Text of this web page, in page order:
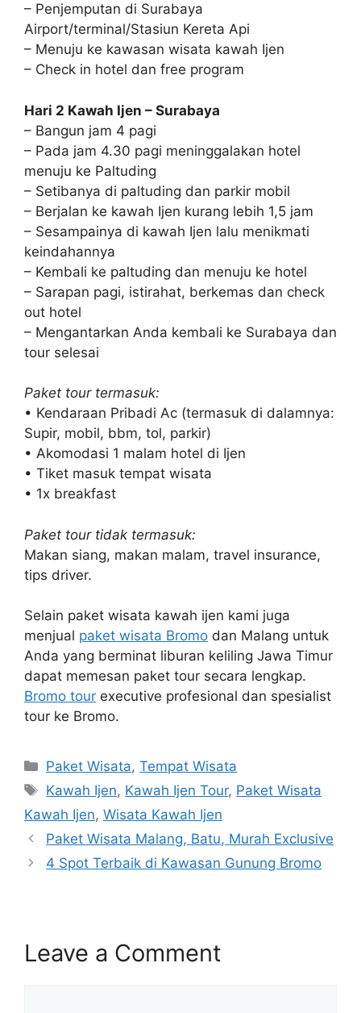
– Penjemputan di Surabaya
Airport/terminal/Stasiun Kereta Api
– Menuju ke kawasan wisata kawah Ijen
– Check in hotel dan free program
Hari 2 Kawah Ijen – Surabaya
– Bangun jam 4 pagi
– Pada jam 4.30 pagi meninggalakan hotel
menuju ke Paltuding
– Setibanya di paltuding dan parkir mobil
– Berjalan ke kawah Ijen kurang lebih 1,5 jam
– Sesampainya di kawah Ijen lalu menikmati
keindahannya
– Kembali ke paltuding dan menuju ke hotel
– Sarapan pagi, istirahat, berkemas dan check
out hotel
– Mengantarkan Anda kembali ke Surabaya dan
tour selesai
Paket tour termasuk:
• Kendaraan Pribadi Ac (termasuk di dalamnya:
Supir, mobil, bbm, tol, parkir)
• Akomodasi 1 malam hotel di Ijen
• Tiket masuk tempat wisata
• 1x breakfast
Paket tour tidak termasuk:
Makan siang, makan malam, travel insurance,
tips driver.
Selain paket wisata kawah ijen kami juga
menjual paket wisata Bromo dan Malang untuk
Anda yang berminat liburan keliling Jawa Timur
dapat memesan paket tour secara lengkap.
Bromo tour executive profesional dan spesialist
tour ke Bromo.
Categories
Paket Wisata,Tempat Wisata
Tags
Kawah Ijen, Kawah Ijen Tour, Paket Wisata
Kawah Ijen, Wisata Kawah Ijen
Paket Wisata Malang, Batu, Murah Exclusive
4 Spot Terbaik di Kawasan Gunung Bromo
Leave a Comment